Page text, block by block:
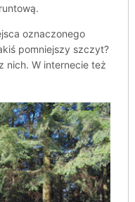
oznaczonego
pomniejszy szczyt?
nich. W internecie też